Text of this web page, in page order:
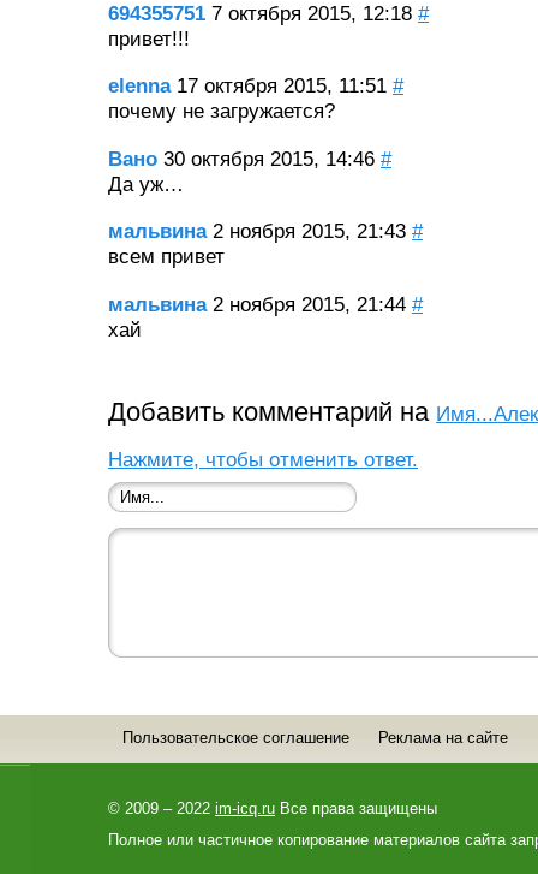
694355751 7 октября 2015, 12:18 #
привет!!!
elenna 17 октября 2015, 11:51 #
почему не загружается?
Вано 30 октября 2015, 14:46 #
Да уж…
мальвина 2 ноября 2015, 21:43 #
всем привет
мальвина 2 ноября 2015, 21:44 #
хай
Добавить комментарий на
Нажмите, чтобы отменить ответ.
Пользовательское соглашение Реклама на сайте
© 2009 – 2022 im-icq.ru Все права защищены
Полное или частичное копирование материалов сайта